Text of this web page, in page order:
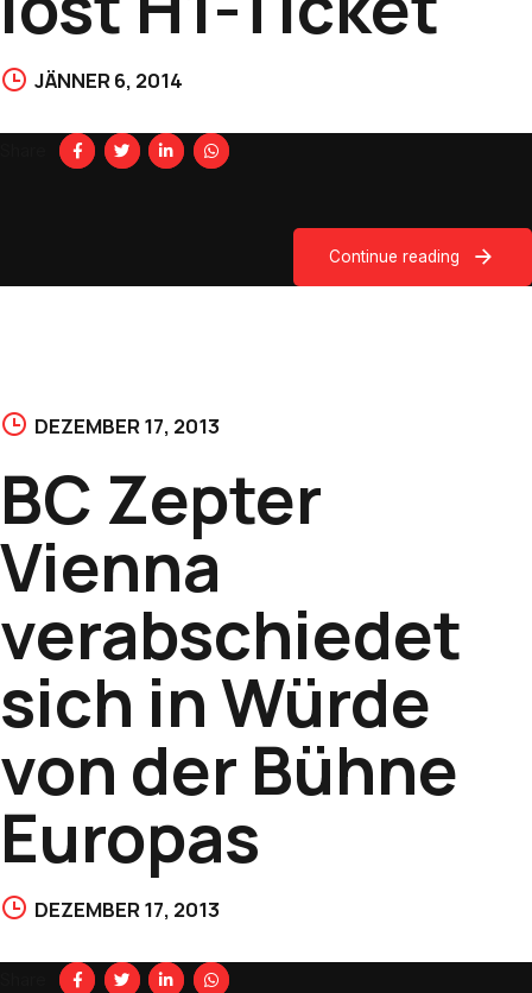
JÄNNER 6, 2014
Continue reading
DEZEMBER 17, 2013
BC Zepter
Vienna
verabschiedet
sich in Würde
von der Bühne
Europas
DEZEMBER 17, 2013